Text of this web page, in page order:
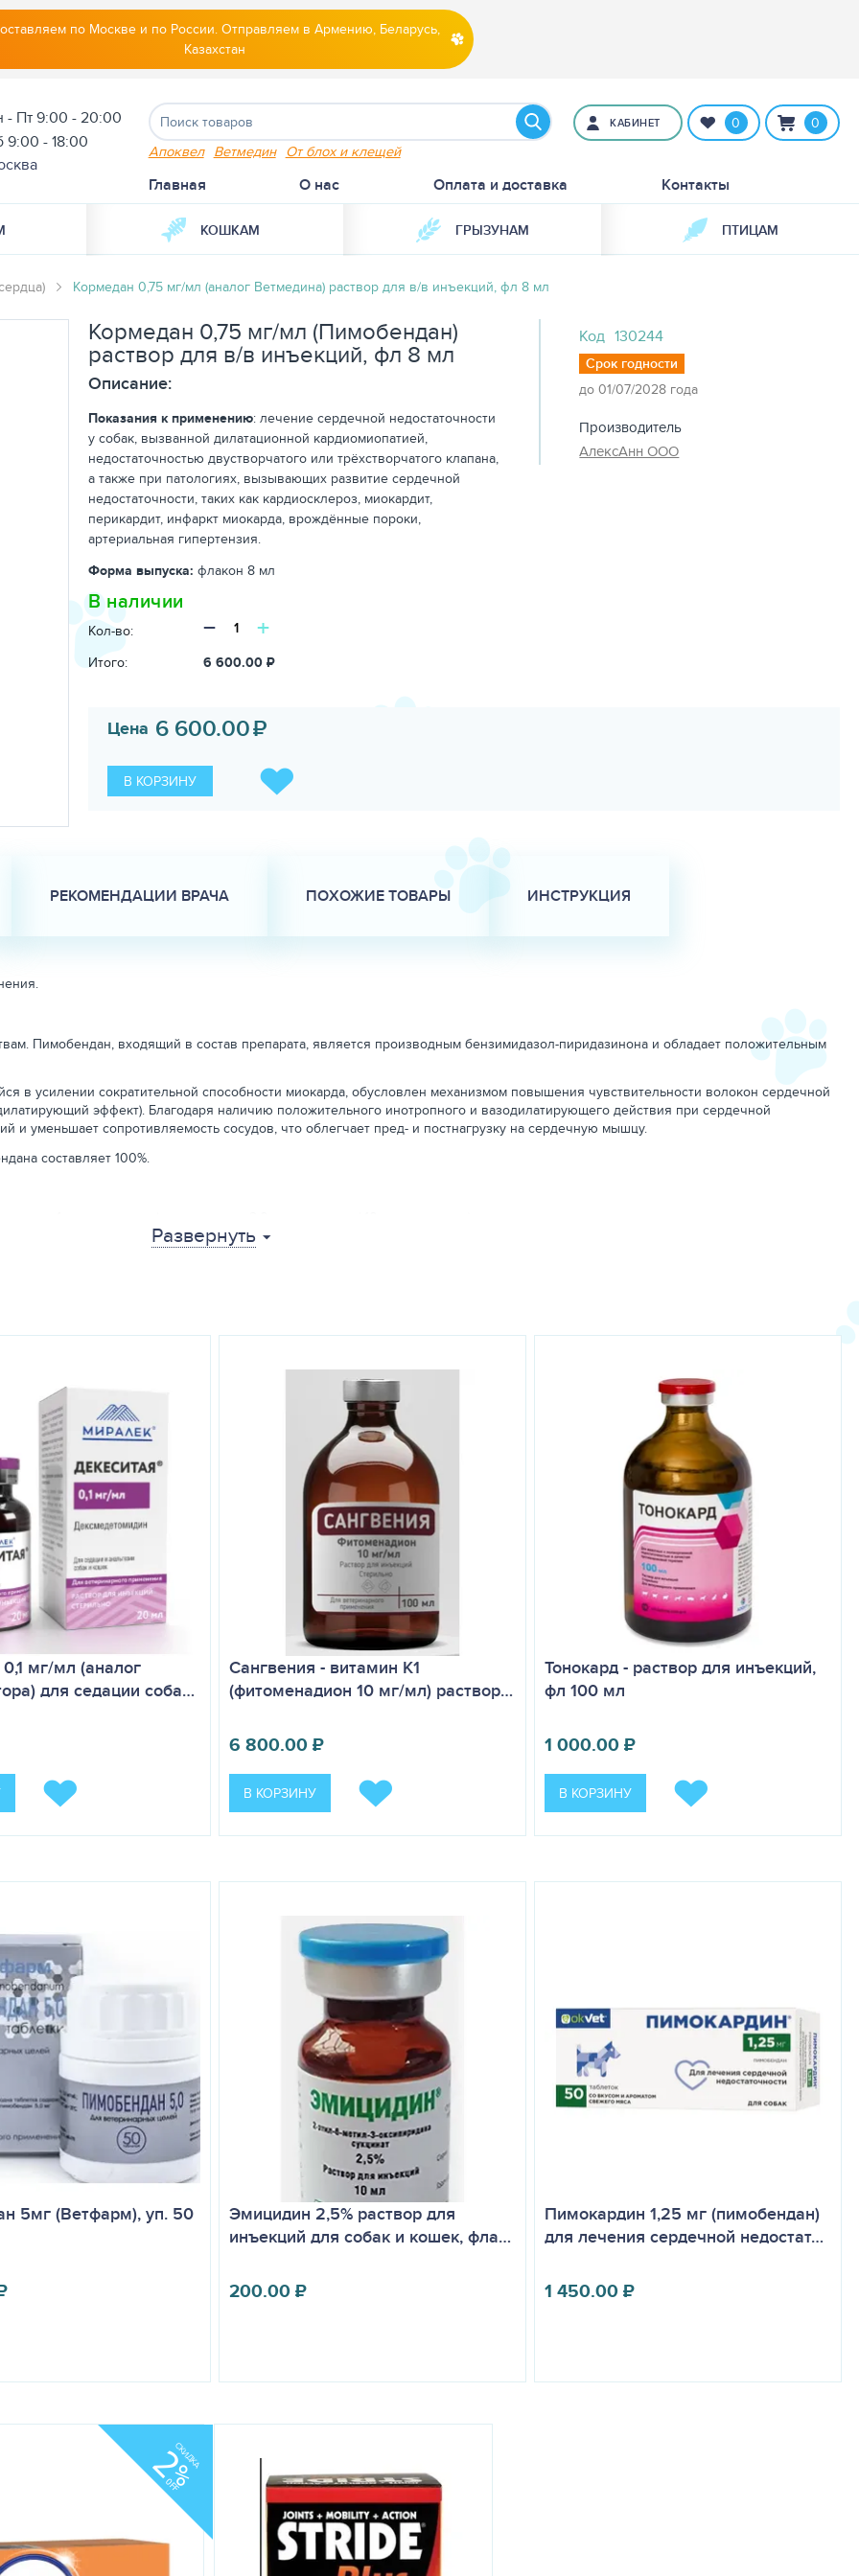
по Москве и по России. Отправляем в Армению, Беларусь,
Казахстан
- Пт 9:00 - 20:00
9:00 - 18:00
Апоквел Ветмедин От блох и клещей
КАБИНЕТ 0 0
Главная О нас Оплата и доставка Контакты
КОШКАМ ГРЫЗУНАМ ПТИЦАМ
Кормедан 0,75 мг/мл (аналог Ветмедина) раствор для в/в инъекций, фл 8 мл
Кормедан 0,75 мг/мл (Пимобендан)
раствор для в/в инъекций, фл 8 мл
Описание:
Показания к применению: лечение сердечной недостаточности
у собак, вызванной дилатационной кардиомиопатией,
недостаточностью двустворчатого или трёхстворчатого клапана,
а также при патологиях, вызывающих развитие сердечной
недостаточности, таких как кардиосклероз, миокардит,
перикардит, инфаркт миокарда, врождённые пороки,
артериальная гипертензия.
Форма выпуска: флакон 8 мл
В наличии
Кол-во: − +
Итого: 6 600.00 ₽
Код 130244
Срок годности
до 01/07/2028 года
Производитель
АлексАнн ООО
Цена 6 600.00₽
В КОРЗИНУ
РЕКОМЕНДАЦИИ ВРАЧА ПОХОЖИЕ ТОВАРЫ ИНСТРУКЦИЯ
Пимобендан, входящий в состав препарата, является производным бензимидазол-пиридазинона и обладает положительным
усилении сократительной способности миокарда, обусловлен механизмом повышения чувствительности волокон сердечной
эффект). Благодаря наличию положительного инотропного и вазодилатирующего действия при сердечной
и уменьшает сопротивляемость сосудов, что облегчает пред- и постнагрузку на сердечную мышцу.
составляет 100%.
к его компонентам. Запрещается применение Кормедана при гипертрофической кардиомиопатии и клинических состояниях,
стенозе аорты, других функциональных и анатомических особенностях). Противопоказанием также является печеночная
препарата, гипертрофическая кардиомиопатия, стеноз аорты и другие функциональные и анатомические
беременность.
введения возможна временная припухлость или воспалительная реакция от умеренной до лёгкой степени в месте введения
от продуктов питания и кормов, в защищенном от прямых солнечных лучей месте, при температуре от 5 °С до 25 °С.
Развернуть
мг/мл (аналог
для седации соба…
Сангвения - витамин К1
(фитоменадион 10 мг/мл) раствор…
6 800.00₽
В КОРЗИНУ
Тонокард - раствор для инъекций,
фл 100 мл
1 000.00₽
В КОРЗИНУ
5мг (Ветфарм), уп. 50
Эмицидин 2,5% раствор для
инъекций для собак и кошек, фла…
200.00₽
Пимокардин 1,25 мг (пимобендан)
для лечения сердечной недостат…
1 450.00₽
СКИДКА
2
%
OFF